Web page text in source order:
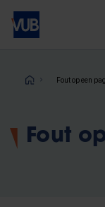
Overslaan
naar
inhoud
Fout op een
Fout